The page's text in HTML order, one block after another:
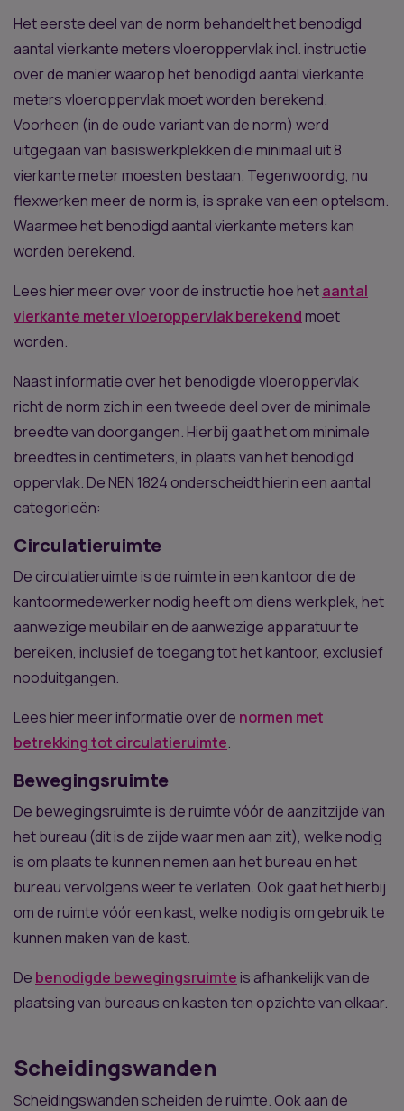
Het eerste deel van de norm behandelt het benodigd
aantal vierkante meters vloeroppervlak incl. instructie
over de manier waarop het benodigd aantal vierkante
meters vloeroppervlak moet worden berekend.
Voorheen (in de oude variant van de norm) werd
uitgegaan van basiswerkplekken die minimaal uit 8
vierkante meter moesten bestaan. Tegenwoordig, nu
flexwerken meer de norm is, is sprake van een optelsom.
Waarmee het benodigd aantal vierkante meters kan
worden berekend.
Lees hier meer over voor de instructie hoe hetaantal
vierkante meter vloeroppervlak berekendmoet
worden.
Naast informatie over het benodigde vloeroppervlak
richt de norm zich in een tweede deel over de minimale
breedte van doorgangen. Hierbij gaat het om minimale
breedtes in centimeters, in plaats van het benodigd
oppervlak. De NEN 1824 onderscheidt hierin een aantal
categorieën:
Circulatieruimte
De circulatieruimte is de ruimte in een kantoor die de
kantoormedewerker nodig heeft om diens werkplek, het
aanwezige meubilair en de aanwezige apparatuur te
bereiken, inclusief de toegang tot het kantoor, exclusief
nooduitgangen.
Lees hier meer informatie over de normen met
betrekking tot circulatieruimte.
Bewegingsruimte
De bewegingsruimte is de ruimte vóór de aanzitzijde van
het bureau (dit is de zijde waar men aan zit), welke nodig
is om plaats te kunnen nemen aan het bureau en het
bureau vervolgens weer te verlaten. Ook gaat het hierbij
om de ruimte vóór een kast, welke nodig is om gebruik te
kunnen maken van de kast.
De benodigde bewegingsruimteis afhankelijk van de
plaatsing van bureaus en kasten ten opzichte van elkaar.
Scheidingswanden
Scheidingswanden scheiden de ruimte. Ook aan de
Ben jij een zakelijke klant?
Voor zakelijke klanten hebben we een aparte pagina
met oplossingen en voordelen.
Doorgaan als consument Ga naar zakelijk